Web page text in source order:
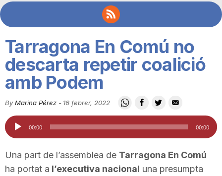
C
u
Tarragona En Comú no
descarta repetir coalició
amb Podem
By Marina Pérez - 16 febrer, 2022
Reproductor
d'àudio
00:00 00:00
Una part de l’assemblea de Tarragona En Comú
ha portat a l’executiva nacional una presumpta